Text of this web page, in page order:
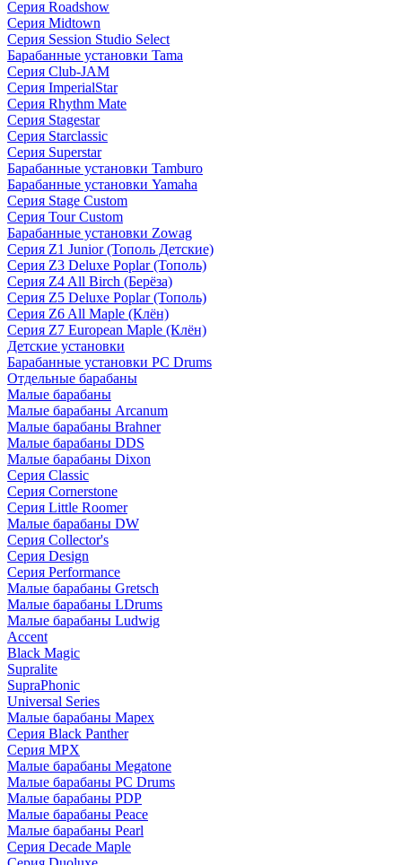
Серия Roadshow
Серия Midtown
Серия Session Studio Select
Барабанные установки Tama
Серия Club-JAM
Серия ImperialStar
Серия Rhythm Mate
Серия Stagestar
Серия Starclassic
Серия Superstar
Барабанные установки Tamburo
Барабанные установки Yamaha
Серия Stage Custom
Серия Tour Custom
Барабанные установки Zowag
Серия Z1 Junior (Тополь Детские)
Серия Z3 Deluxe Poplar (Тополь)
Серия Z4 All Birch (Берёза)
Серия Z5 Deluxe Poplar (Тополь)
Серия Z6 All Maple (Клён)
Серия Z7 European Maple (Клён)
Детские установки
Барабанные установки PC Drums
Отдельные барабаны
Малые барабаны
Малые барабаны Arcanum
Малые барабаны Brahner
Малые барабаны DDS
Малые барабаны Dixon
Серия Classic
Серия Cornerstone
Серия Little Roomer
Малые барабаны DW
Серия Collector's
Серия Design
Серия Performance
Малые барабаны Gretsch
Малые барабаны LDrums
Малые барабаны Ludwig
Accent
Black Magic
Supralite
SupraPhonic
Universal Series
Малые барабаны Mapex
Серия Black Panther
Серия MPX
Малые барабаны Megatone
Малые барабаны PC Drums
Малые барабаны PDP
Малые барабаны Peace
Малые барабаны Pearl
Серия Decade Maple